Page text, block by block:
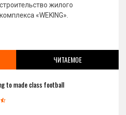
строительство жилого
комплекса «WEKING».
ЧИТАЕМОЕ
to made class football